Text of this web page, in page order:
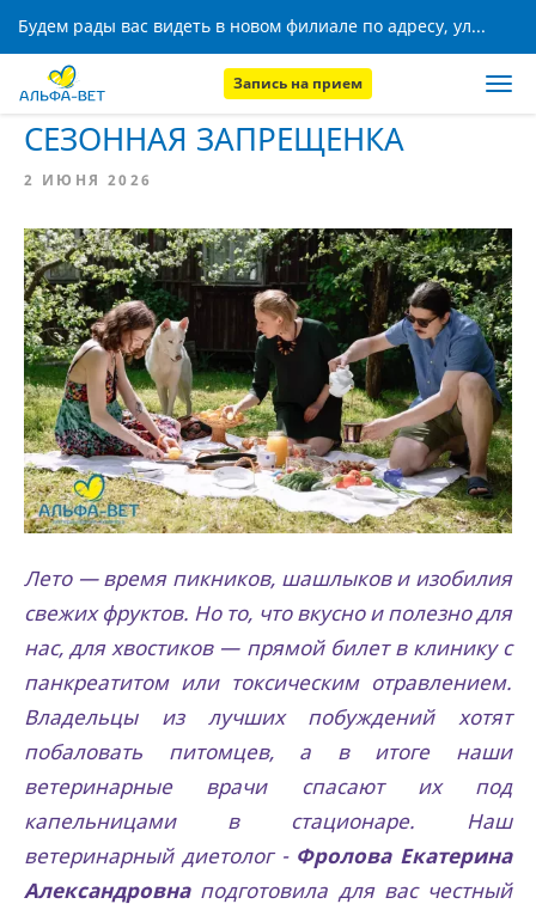
Будем рады вас видеть в новом филиале по адресу, ул. Кижеватова, 8!
Запись на прием
Главная
СЕЗОННАЯ ЗАПРЕЩЕНКА
2 ИЮНЯ 2026
Лето — время пикников, шашлыков и изобилия
свежих фруктов. Но то, что вкусно и полезно для
нас, для хвостиков — прямой билет в клинику с
панкреатитом или токсическим отравлением.
Владельцы из лучших побуждений хотят
побаловать питомцев, а в итоге наши
ветеринарные врачи спасают их под
капельницами в стационаре. Наш
ветеринарный диетолог - Фролова Екатерина
Александровнаподготовила для вас честный